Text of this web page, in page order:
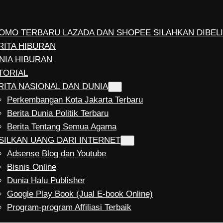
TERBARU LAZADA DAN SHOPEE SILAHKAN DIBELI
HIBURAN
HIBURAN
NASIONAL DAN DUNIA
Perkembangan Kota Jakarta Terbaru
Berita Dunia Politik Terbaru
Berita Tentang Semua Agama
UANG DARI INTERNET
Adsense Blog dan Youtube
Bisnis Online
Dunia Halu Publisher
Google Play Book (Jual E-book Online)
Program-program Affiliasi Terbaik